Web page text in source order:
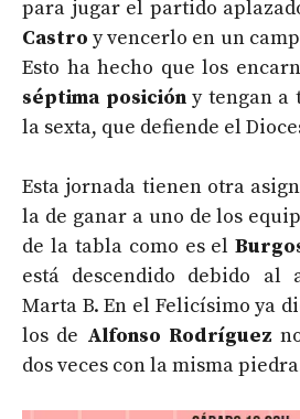
para jugar el partido
Castro y vencerlo en un
Esto ha hecho que los
séptima posicióny tengan a
la sexta, que defiende el
Esta jornada tienen otra
la de ganar a uno de los
de la tabla como es el
está descendido debido al
Marta B. En el Felicísimo ya
los de Alfonso Rodríguez
dos veces con la misma